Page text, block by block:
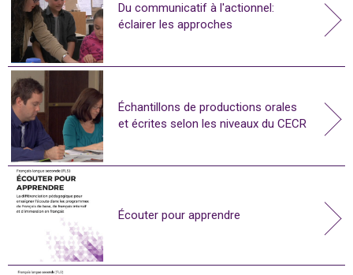
Du communicatif à l'actionnel:
éclairer les approches
Échantillons de productions orales
et écrites selon les niveaux du CECR
Écouter pour apprendre